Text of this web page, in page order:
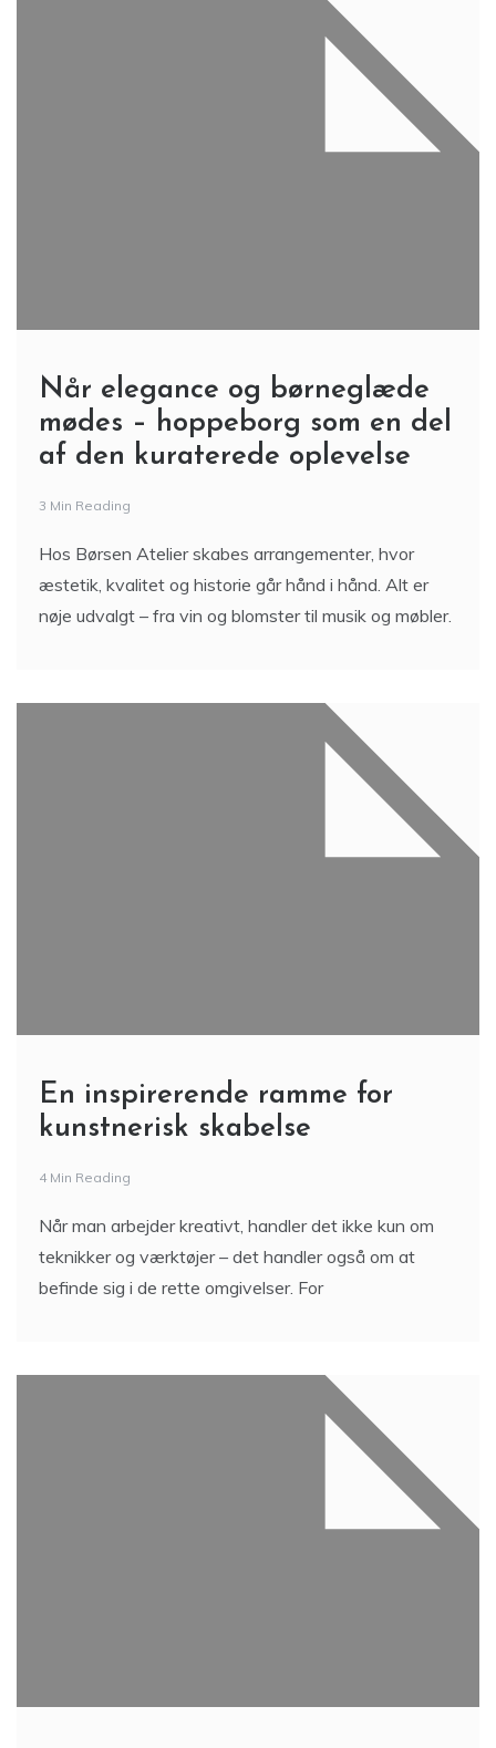
Når elegance og børneglæde
mødes – hoppeborg som en del
af den kuraterede oplevelse
3 Min Reading
Hos Børsen Atelier skabes arrangementer, hvor
æstetik, kvalitet og historie går hånd i hånd. Alt er
nøje udvalgt – fra vin og blomster til musik og møbler.
En inspirerende ramme for
kunstnerisk skabelse
4 Min Reading
Når man arbejder kreativt, handler det ikke kun om
teknikker og værktøjer – det handler også om at
befinde sig i de rette omgivelser. For